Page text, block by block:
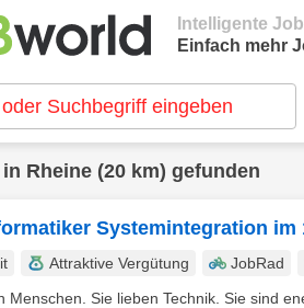
Intelligente
Einfach mehr
Rheine (20 km) gefunden
Systemintegration im
Attraktive Vergütung JobRad
Menschen. Sie lieben Technik. Sie sind